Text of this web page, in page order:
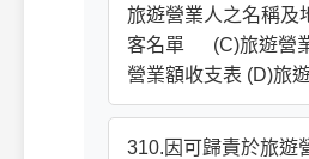
旅遊營業人之名稱
客名單 (C)旅遊營
營業額收支表 (D)旅
310.因可歸責於旅遊